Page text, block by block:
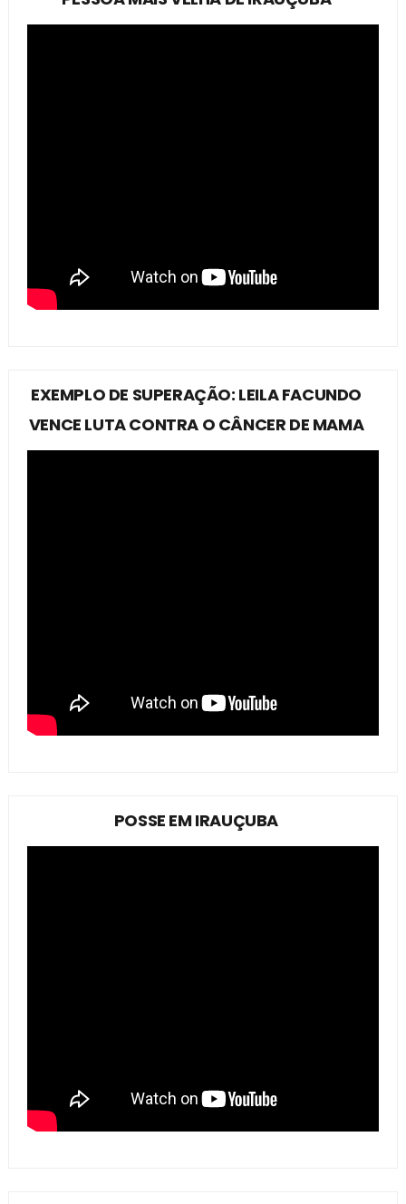
EXEMPLO DE SUPERAÇÃO: LEILA FACUNDO
VENCE LUTA CONTRA O CÂNCER DE MAMA
POSSE EM IRAUÇUBA